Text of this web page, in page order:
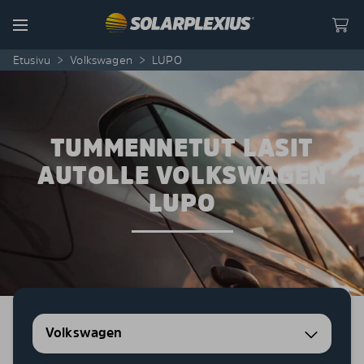
Menu
Etusivu > Volkswagen > LUPO
TUMMENNETUT LASIT
AUTOLLE VOLKSWAGEN
LUPO
Volkswagen